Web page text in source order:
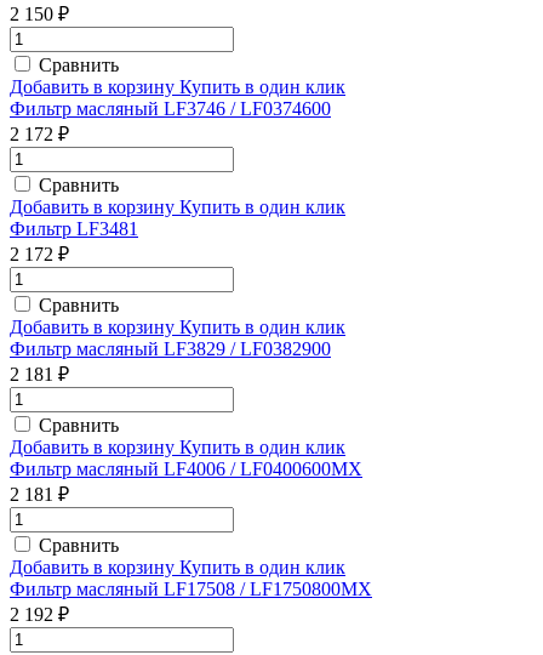
2 150 ₽
Сравнить
Добавить в корзину Купить в один клик
Фильтр масляный LF3746 / LF0374600
2 172 ₽
Сравнить
Добавить в корзину Купить в один клик
Фильтр LF3481
2 172 ₽
Сравнить
Добавить в корзину Купить в один клик
Фильтр масляный LF3829 / LF0382900
2 181 ₽
Сравнить
Добавить в корзину Купить в один клик
Фильтр масляный LF4006 / LF0400600MX
2 181 ₽
Сравнить
Добавить в корзину Купить в один клик
Фильтр масляный LF17508 / LF1750800MX
2 192 ₽